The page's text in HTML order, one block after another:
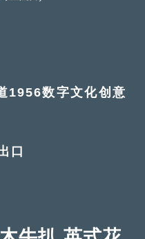
数字文化创意
口